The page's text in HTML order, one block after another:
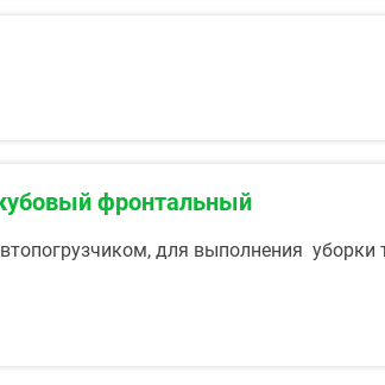
фронтальный
для выполнения уборки